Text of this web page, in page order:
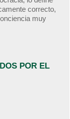
correcto,
muy
POR EL